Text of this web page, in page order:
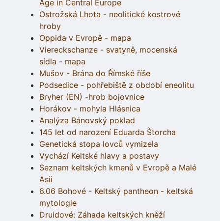
Age in Central Europe
Ostrožská Lhota - neolitické kostrové
hroby
Oppida v Evropě - mapa
Viereckschanze - svatyně, mocenská
sídla - mapa
Mušov - Brána do Římské říše
Podsedice - pohřebiště z období eneolitu
Bryher (EN) -hrob bojovnice
Horákov - mohyla Hlásnica
Analýza Bánovský poklad
145 let od narození Eduarda Štorcha
Genetická stopa lovců vymizela
Vychází Keltské hlavy a postavy
Seznam keltských kmenů v Evropě a Malé
Asii
6.06 Bohové - Keltský pantheon - keltská
mytologie
Druidové: Záhada keltských kněží